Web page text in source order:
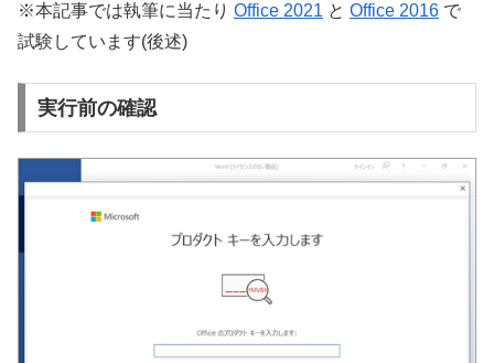
※本記事では執筆に当たり Office 2021 と Office 2016 で
試験しています(後述)
実行前の確認